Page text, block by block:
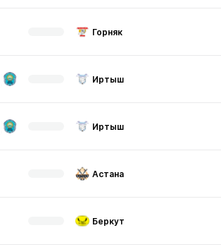
Горняк
Иртыш
Иртыш
Астана
Беркут